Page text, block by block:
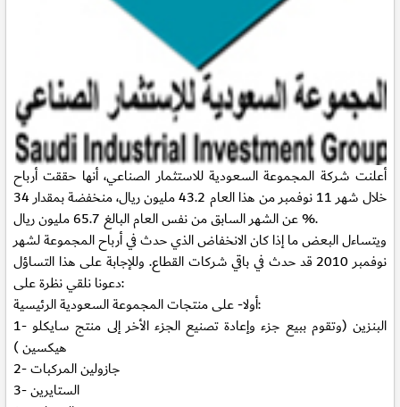
أعلنت شركة المجموعة السعودية للاستثمار الصناعي، أنها حققت أرباح
خلال شهر 11 نوفمبر من هذا العام 43.2 مليون ريال، منخفضة بمقدار 34
% عن الشهر السابق من نفس العام البالغ 65.7 مليون ريال.
ويتساءل البعض ما إذا كان الانخفاض الذي حدث في أرباح المجموعة لشهر
نوفمبر 2010 قد حدث في باقي شركات القطاع. وللإجابة على هذا التساؤل
دعونا نلقي نظرة على:
أولا- على منتجات المجموعة السعودية الرئيسية:
1-
هيكسين )
2-جازولين المركبات
3-الستايرين